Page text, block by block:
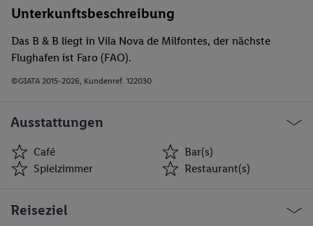
Unterkunftsbeschreibung
Das B & B liegt in Vila Nova de Milfontes, der nächste
Flughafen ist Faro (FAO).
©GIATA 2015-2026, Kundenref. 122030
Ausstattungen
Café
Bar(s)
Spielzimmer
Restaurant(s)
Spielzimmer
Reiseziel